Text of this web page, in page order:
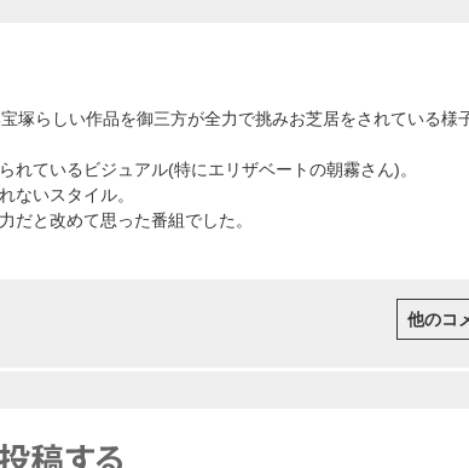
塚らしい作品を御三方が全力で挑みお芝居をされている様
れているビジュアル(特にエリザベートの朝霧さん)。
ないスタイル。
だと改めて思った番組でした。
他のコ